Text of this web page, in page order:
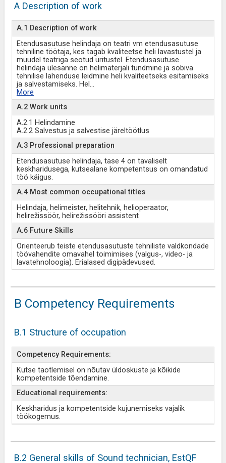
A Description of work
A.1 Description of work
Etendusasutuse helindaja on teatri vm etendusasutuse
tehniline töötaja, kes tagab kvaliteetse heli lavastustel ja
muudel teatriga seotud üritustel. Etendusasutuse
helindaja ülesanne on helimaterjali tundmine ja sobiva
tehnilise lahenduse leidmine heli kvaliteetseks esitamiseks
ja salvestamiseks. Hel ...
More
A.2 Work units
A.2.1 Helindamine
A.2.2 Salvestus ja salvestise järeltöötlus
A.3 Professional preparation
Etendusasutuse helindaja, tase 4 on tavaliselt
keskharidusega, kutsealane kompetentsus on omandatud
töö käigus.
A.4 Most common occupational titles
Helindaja, helimeister, helitehnik, helioperaator,
helirežissöör, helirežissööri assistent
A.6 Future Skills
Orienteerub teiste etendusasutuste tehniliste valdkondade
töövahendite omavahel toimimises (valgus-, video- ja
lavatehnoloogia). Erialased digipädevused.
B Competency Requirements
B.1 Structure of occupation
Competency Requirements:
Kutse taotlemisel on nõutav üldoskuste ja kõikide
kompetentside tõendamine.
Educational requirements:
Keskharidus ja kompetentside kujunemiseks vajalik
töökogemus.
B.2 General skills of Sound technician, EstQF